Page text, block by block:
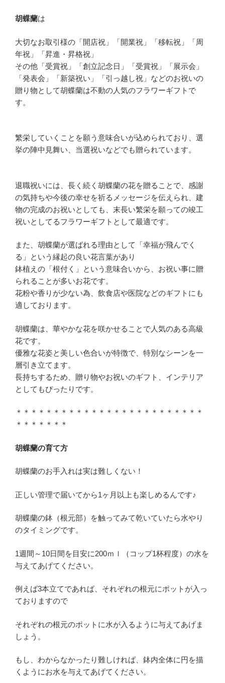
胡蝶蘭は
大切なお取引様の「開店祝」「開業祝」「移転祝」「周
年祝」「昇進・昇格祝」
その他「受賞祝」「創立記念日」「受賞祝」「展示会」
「発表会」「新築祝い」「引っ越し祝」などのお祝いの
贈り物として胡蝶蘭は不動の人気のフラワーギフトで
す。
繁栄していくことを願う意味合いが込められており、選
挙の陣中見舞い、当選祝いなどでも贈られています。
退職祝いには、長く続く胡蝶蘭の花を贈ることで、感謝
の気持ちや今後の幸せを祈るメッセージを伝えられ、建
物の完成のお祝いとしても、末長い繁栄を願っての竣工
祝いとしてるフラワーギフトとして最適です。
また、胡蝶蘭が選ばれる理由として「幸福が飛んでく
る」という縁起の良い花言葉があり
鉢植えの「根付く」という意味合いから、お祝い事に贈
られることが多いお花です。
花粉や香りが少ない為、飲食店や医院などのギフトにも
適しております。
胡蝶蘭は、華やかな花を咲かせることで人気のある高級
花です。
優雅な花姿と美しい色合いが特徴で、特別なシーンを一
層引き立てます。
長持ちするため、贈り物やお祝いのギフト、インテリア
としてもぴったりです。
＊＊＊＊＊＊＊＊＊＊＊＊＊＊＊＊＊＊＊＊＊＊＊＊＊
＊＊＊＊＊＊＊
胡蝶蘭の育て方
胡蝶蘭のお手入れは実は難しくない！
正しい管理で届いてから1ヶ月以上も楽しめるんです♪
胡蝶蘭の鉢（根元部）を触ってみて乾いていたら水やり
のタイミングです。
1週間～10日間を目安に200ｍｌ（コップ1杯程度）の水を
与えてあげてください。
例えば3本立てであれば、それぞれの根元にポットが入っ
ておりますので
それぞれの根元のポットに水が入るように与えてあげま
しょう。
もし、わからなかったり難しければ、鉢内全体に円を描
くようにお水を与えてあげてください。